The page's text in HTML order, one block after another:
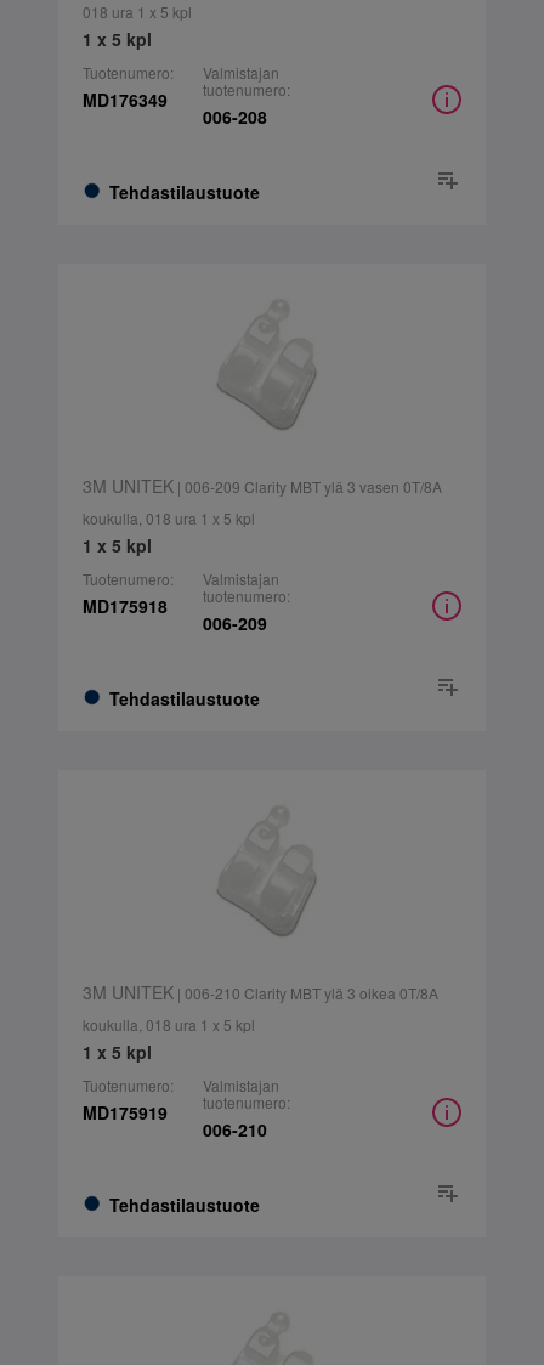
018 ura 1 x 5 kpl
1 x 5 kpl
Tuotenumero:
MD176349
Tehdastilaustuote
Valmistajan
tuotenumero:
006-208
3M UNITEK| 006-209 Clarity MBT ylä 3 vasen 0T/8A
koukulla, 018 ura 1 x 5 kpl
1 x 5 kpl
Tuotenumero:
MD175918
Tehdastilaustuote
Valmistajan
tuotenumero:
006-209
3M UNITEK| 006-210 Clarity MBT ylä 3 oikea 0T/8A
koukulla, 018 ura 1 x 5 kpl
1 x 5 kpl
Tuotenumero:
MD175919
Tehdastilaustuote
Valmistajan
tuotenumero:
006-210